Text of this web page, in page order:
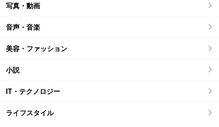
写真・動画
音声・音楽
美容・ファッション
小説
IT・テクノロジー
ライフスタイル